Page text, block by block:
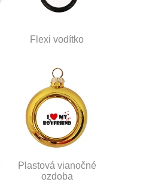
Flexi vodítko
Plastová vianočné
ozdoba